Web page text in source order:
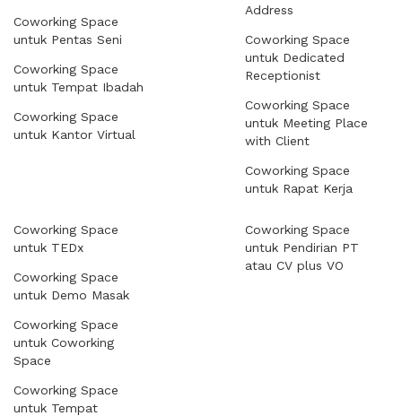
Coworking Space
untuk Pentas Seni
Coworking Space
untuk Tempat Ibadah
Coworking Space
untuk Kantor Virtual
Address
Coworking Space
untuk Dedicated
Receptionist
Coworking Space
untuk Meeting Place
with Client
Coworking Space
untuk Rapat Kerja
Coworking Space
untuk TEDx
Coworking Space
untuk Demo Masak
Coworking Space
untuk Coworking
Space
Coworking Space
untuk Tempat
Coworking Space
untuk Pendirian PT
atau CV plus VO